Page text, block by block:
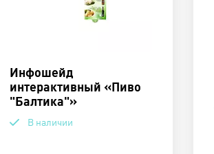
Инфошейд
интерактивный «Пиво
"Балтика"»
В наличии